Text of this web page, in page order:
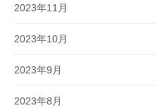
2023年11月
2023年10月
2023年9月
2023年8月